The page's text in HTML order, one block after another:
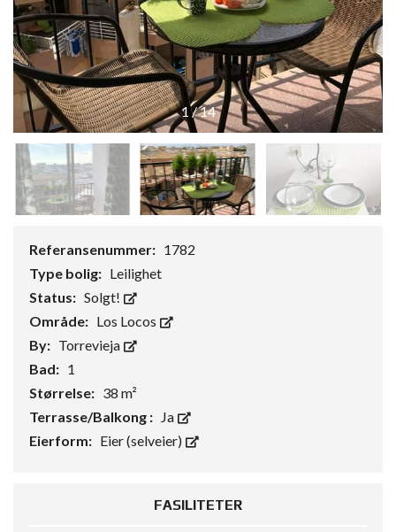
1/14
Referansenummer: 1782
Type bolig: Leilighet
Status: Solgt!
Område: Los Locos
By: Torrevieja
Bad: 1
Størrelse: 38 m²
Terrasse/Balkong : Ja
Eierform: Eier (selveier)
FASILITETER